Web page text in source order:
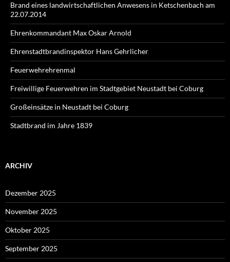
Brand eines landwirtschaftlichen Anwesens in Ketschenbach am
22.07.2014
Ehrenkommandant Max Oskar Arnold
Ehrenstadtbrandinspektor Hans Gehrlicher
Feuerwehrehrenmal
Freiwillige Feuerwehren im Stadtgebiet Neustadt bei Coburg
Großeinsätze in Neustadt bei Coburg
Stadtbrand im Jahre 1839
ARCHIV
Dezember 2025
November 2025
Oktober 2025
September 2025